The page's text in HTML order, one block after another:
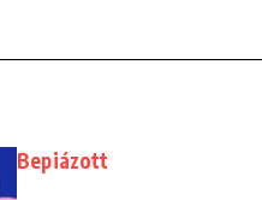
Bepiázott